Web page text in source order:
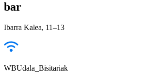
bar
Ibarra Kalea, 11–13
WBUdala_Bisitariak